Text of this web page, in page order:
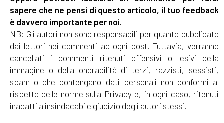
sapere che ne pensi di questo articolo, il tuo feedback
è davvero importante per noi.
NB: Gli autori non sono responsabili per quanto pubblicato
dai lettori nei commenti ad ogni post. Tuttavia, verranno
cancellati i commenti ritenuti offensivi o lesivi della
immagine o della onorabilità di terzi, razzisti, sessisti,
spam o che contengano dati personali non conformi al
rispetto delle norme sulla Privacy e, in ogni caso, ritenuti
inadatti a insindacabile giudizio degli autori stessi.